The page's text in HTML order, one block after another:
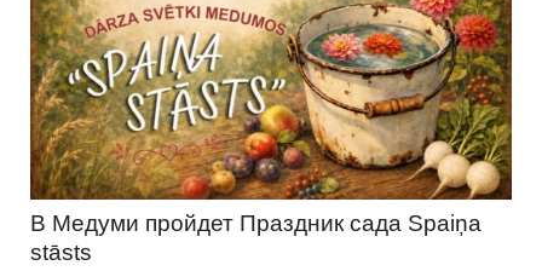
В Медуми пройдет Праздник сада Spaiņa
stāsts